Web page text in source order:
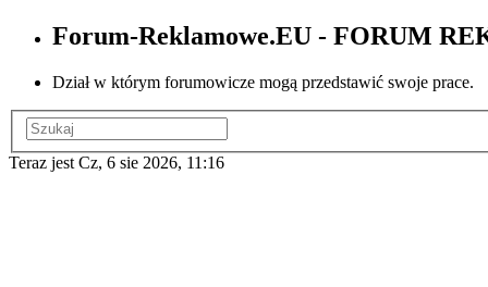
Forum-Reklamowe.EU - FORUM
Dział w którym forumowicze mogą przedstawić swoje prace.
Teraz jest Cz, 6 sie 2026, 11:16